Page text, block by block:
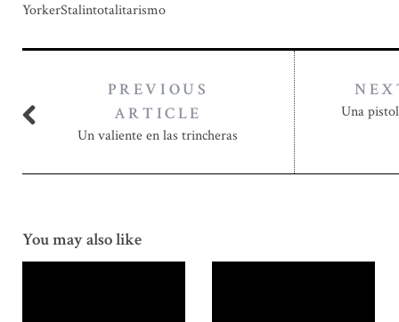
YorkerStalintotalitarismo
PREVIOUS
ARTICLE
Un valiente en las trincheras
Una
You may also like